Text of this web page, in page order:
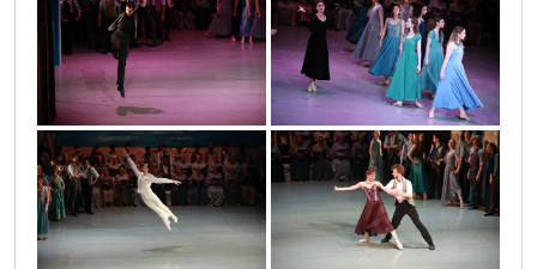
vla_5664_copy vla_5671
vla_5672 vla_5683